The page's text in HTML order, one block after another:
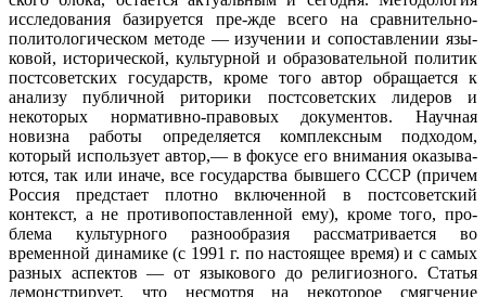
исследования базируется пре-жде всего на сравнительно-
политологическом методе — изучении и сопоставлении язы-
ковой, исторической, культурной и образовательной политик
постсоветских государств, кроме того автор обращается к
анализу публичной риторики постсоветских лидеров и
некоторых нормативно-правовых документов. Научная
новизна работы определяется комплексным подходом,
который использует автор,— в фокусе его внимания оказыва-
ются, так или иначе, все государства бывшего СССР (причем
Россия предстает плотно включенной в постсоветский
контекст, а не противопоставленной ему), кроме того, про-
блема культурного разнообразия рассматривается во
временной динамике (с 1991 г. по настоящее время) и с самых
разных аспектов — от языкового до религиозного. Статья
демонстрирует, что несмотря на некоторое смягчение